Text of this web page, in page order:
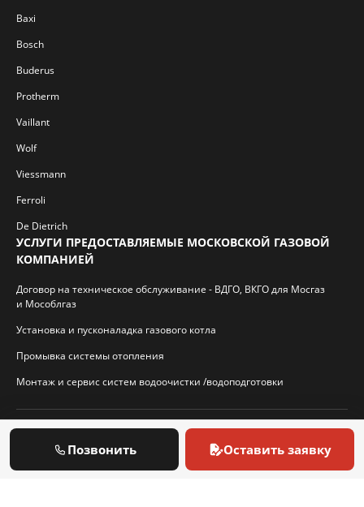
Baxi
Bosch
Buderus
Protherm
Vaillant
Wolf
Viessmann
Ferroli
De Dietrich
УСЛУГИ ПРЕДОСТАВЛЯЕМЫЕ МОСКОВСКОЙ ГАЗОВОЙ
КОМПАНИЕЙ
Договор на техническое обслуживание - ВДГО, ВКГО для Мосгаз
и Мособлгаз
Установка и пусконаладка газового котла
Промывка системы отопления
Монтаж и сервис систем водоочистки /водоподготовки
© 2026 И.П. Кротиков С.А. Virtbridge.ru
Позвонить Оставить заявку